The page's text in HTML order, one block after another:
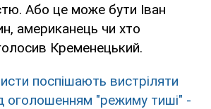
Або це може бути Іван
американець чи хто
Кременецький.
поспішають вистріляти
оголошенням "режиму тиші" -